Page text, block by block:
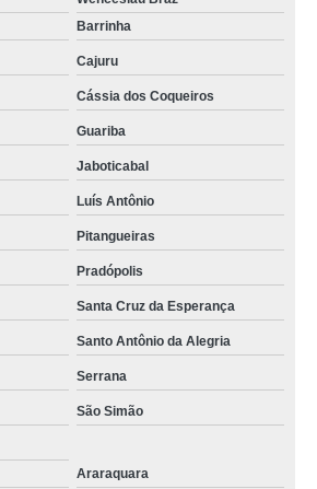
Barrinha
Cajuru
Cássia dos Coqueiros
Guariba
Jaboticabal
Luís Antônio
Pitangueiras
Pradópolis
Santa Cruz da Esperança
Santo Antônio da Alegria
Serrana
São Simão
Araraquara